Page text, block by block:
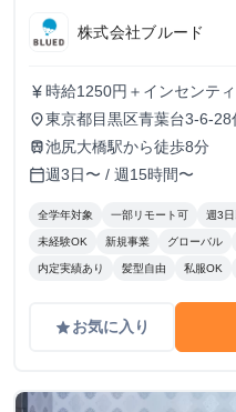
株式会社ブルード
currency_yen 時給1250円＋インセンテ
place東京都目黒区青葉台3-6-
train池尻大橋駅から徒歩8分
calendar_today週3日〜 / 週15時間〜
全学年対象 一部リモート可 週3
未経験OK 新規事業 グローバル
内定実績あり 髪型自由 私服OK
gradeお気に入り